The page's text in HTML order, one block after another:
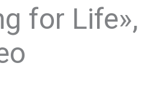
for Life»,